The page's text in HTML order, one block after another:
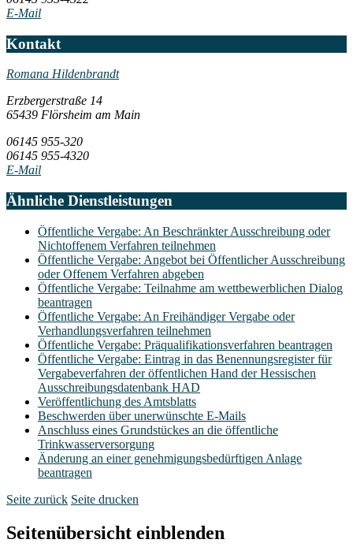
E-Mail
Kontakt
Romana Hildenbrandt
Erzbergerstraße 14
65439 Flörsheim am Main
06145 955-320
06145 955-4320
E-Mail
Ähnliche Dienstleistungen
Öffentliche Vergabe: An Beschränkter Ausschreibung oder
Nichtoffenem Verfahren teilnehmen
Öffentliche Vergabe: Angebot bei Öffentlicher Ausschreibung
oder Offenem Verfahren abgeben
Öffentliche Vergabe: Teilnahme am wettbewerblichen Dialog
beantragen
Öffentliche Vergabe: An Freihändiger Vergabe oder
Verhandlungsverfahren teilnehmen
Öffentliche Vergabe: Präqualifikationsverfahren beantragen
Öffentliche Vergabe: Eintrag in das Benennungsregister für
Vergabeverfahren der öffentlichen Hand der Hessischen
Ausschreibungsdatenbank HAD
Veröffentlichung des Amtsblatts
Beschwerden über unerwünschte E-Mails
Anschluss eines Grundstückes an die öffentliche
Trinkwasserversorgung
Änderung an einer genehmigungsbedürftigen Anlage
beantragen
Seite zurück Seite drucken
Seitenübersicht einblenden